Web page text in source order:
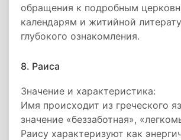
обращения к подробным
календарям и житийной
глубокого ознакомления.
8. Раиса
Значение и характеристика:
Имя происходит из греческого
значение «беззаботная»,
Раису характеризуют как